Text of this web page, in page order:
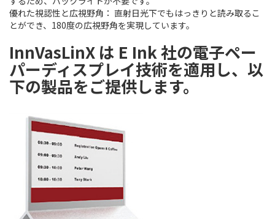
優れた視認性と広視野角： 直射日光下でもはっきりと読み取るこ
とができ、180度の広視野角を実現しています。
InnVasLinX は E Ink 社の電子ペー
パーディスプレイ技術を適用し、以
下の製品をご提供します。